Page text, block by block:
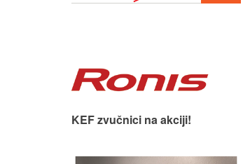
KEF zvučnici na akciji!